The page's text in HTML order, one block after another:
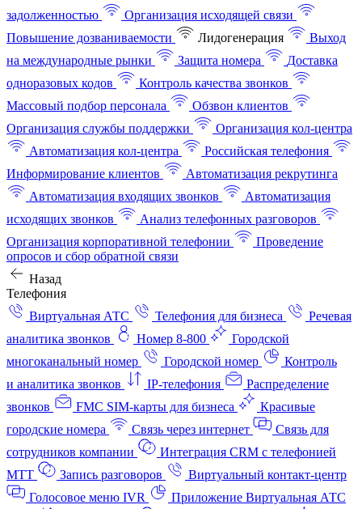
задолженностью
Организация исходящей связи
Повышение дозваниваемости
Лидогенерация
Выход
на международные рынки
Защита номера
Доставка
одноразовых кодов
Контроль качества звонков
Массовый подбор персонала
Обзвон клиентов
Организация службы поддержки
Организация кол-центра
Автоматизация кол-центра
Российская телефония
Информирование клиентов
Автоматизация рекрутинга
Автоматизация входящих звонков
Автоматизация
исходящих звонков
Анализ телефонных разговоров
Организация корпоративной телефонии
Проведение
опросов и сбор обратной связи
Назад
Телефония
Виртуальная АТС
Телефония для бизнеса
Речевая
аналитика звонков
Номер 8-800
Городской
многоканальный номер
Городской номер
Контроль
и аналитика звонков
IP-телефония
Распределение
звонков
FMC SIM-карты для бизнеса
Красивые
городские номера
Связь через интернет
Связь для
сотрудников компании
Интеграция CRM с телефонией
МТТ
Запись разговоров
Виртуальный контакт‑центр
Голосовое меню IVR
Приложение Виртуальная АТС